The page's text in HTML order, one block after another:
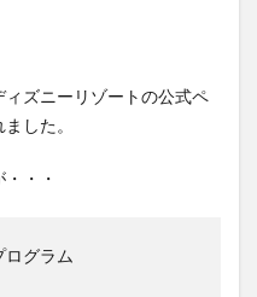
ズニーリゾートの公式ペ
した。
・・
グラム